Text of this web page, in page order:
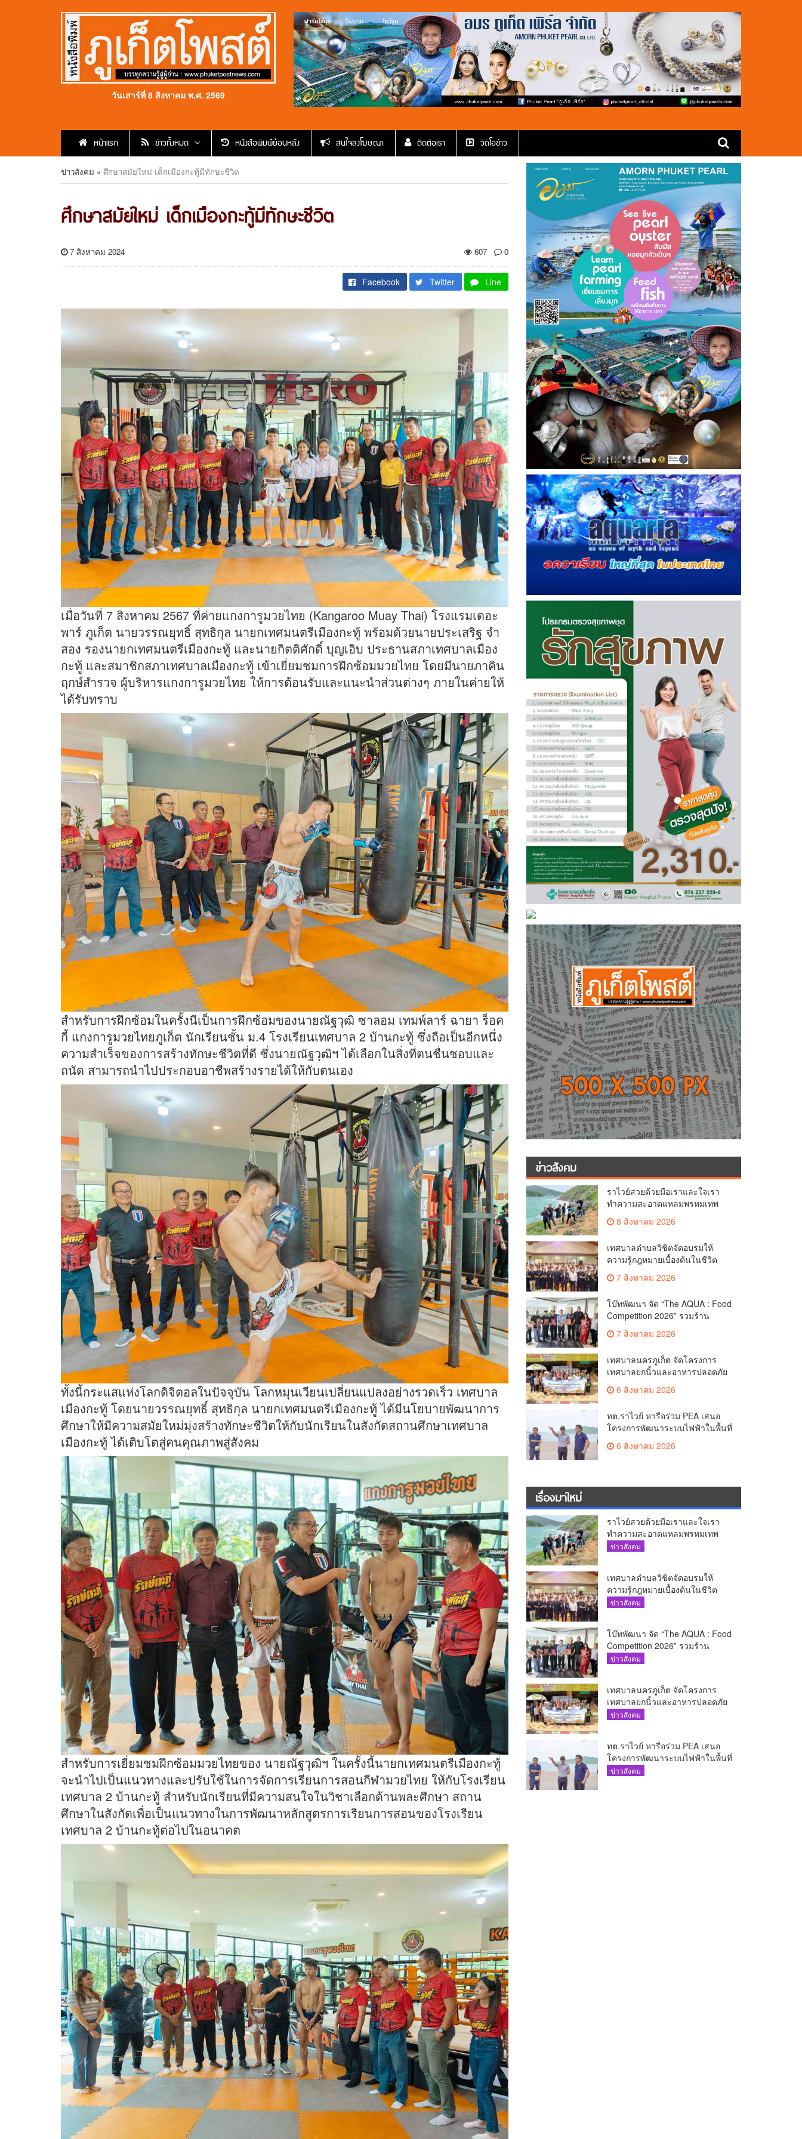
วันเสาร์ที่ 8 สิงหาคม พ.ศ. 2569
หน้าแรก ข่าวทั้งหมด หนังสือพิมพ์ย้อนหลัง สนใจลงโฆษณา ติดต่อเรา วีดีโอข่าว
ข่าวสังคม » ศึกษาสมัยใหม่ เด็กเมืองกะทู้มีทักษะชีวิต
ศึกษาสมัยใหม่ เด็กเมืองกะทู้มีทักษะชีวิต
7 สิงหาคม 2024 607 0
Facebook Twitter Line
เมื่อวันที่ 7 สิงหาคม 2567 ที่ค่ายแกงการูมวยไทย (Kangaroo Muay Thai) โรงแรมเดอะ
พาร์ ภูเก็ต นายวรรณยุทธิ์ สุทธิกุล นายกเทศมนตรีเมืองกะทู้ พร้อมด้วยนายประเสริฐ จำ
สอง รองนายกเทศมนตรีเมืองกะทู้ และนายกิตติศักดิ์ บุญเอิบ ประธานสภาเทศบาลเมือง
กะทู้ และสมาชิกสภาเทศบาลเมืองกะทู้ เข้าเยี่ยมชมการฝึกซ้อมมวยไทย โดยมีนายภาคิน
ฤกษ์สำรวจ ผู้บริหารแกงการูมวยไทย ให้การต้อนรับและแนะนำส่วนต่างๆ ภายในค่ายให้
ได้รับทราบ
สำหรับการฝึกซ้อมในครั้งนีเป็นการฝึกซ้อมของนายณัฐวุฒิ ซาลอม เทมพ์ลาร์ ฉายา ร็อค
กี้ แกงการูมวยไทยภูเก็ต นักเรียนชั้น ม.4 โรงเรียนเทศบาล 2 บ้านกะทู้ ซึ่งถือเป็นอีกหนึ่ง
ความสำเร็จของการสร้างทักษะชีวิตที่ดี ซึ่งนายณัฐวุฒิฯ ได้เลือกในสิ่งที่ตนชื่นชอบและ
ถนัด สามารถนำไปประกอบอาชีพสร้างรายได้ให้กับตนเอง
ทั้งนี้กระแสแห่งโลกดิจิตอลในปัจจุบัน โลกหมุนเวียนเปลี่ยนแปลงอย่างรวดเร็ว เทศบาล
เมืองกะทู้ โดยนายวรรณยุทธิ์ สุทธิกุล นายกเทศมนตรีเมืองกะทู้ ได้มีนโยบายพัฒนาการ
ศึกษาให้มีความสมัยใหม่มุ่งสร้างทักษะชีวิตให้กับนักเรียนในสังกัดสถานศึกษาเทศบาล
เมืองกะทู้ ได้เติบโตสู่คนคุณภาพสู่สังคม
สำหรับการเยี่ยมชมฝึกซ้อมมวยไทยของ นายณัฐวุฒิฯ ในครั้งนี้นายกเทศมนตรีเมืองกะทู้
จะนำไปเป็นแนวทางและปรับใช้ในการจัดการเรียนการสอนกีฬามวยไทย ให้กับโรงเรียน
เทศบาล 2 บ้านกะทู้ สำหรับนักเรียนที่มีความสนใจในวิชาเลือกด้านพละศึกษา สถาน
ศึกษาในสังกัดเพื่อเป็นแนวทางในการพัฒนาหลักสูตรการเรียนการสอนของโรงเรียน
เทศบาล 2 บ้านกะทู้ต่อไปในอนาคต
ข่าวสังคม
ราไวย์สวยด้วยมือเราและใจเรา
ทำความสะอาดแหลมพรหมเทพ
และแหล่งท่องเที่ยว
8 สิงหาคม 2026
เทศบาลตำบลวิชิตจัดอบรมให้
ความรู้กฎหมายเบื้องต้นในชีวิต
ประจำวันแก่เยาวชน
7 สิงหาคม 2026
โบ๊ทพัฒนา จัด “The AQUA : Food
Competition 2026” รวมร้าน
อาหารชั้นนำของ The Shopps at
The AQUA ชูศักยภาพ Food
7 สิงหาคม 2026
เทศบาลนครภูเก็ต จัดโครงการ
เทศบาลยกนิ้วและอาหารปลอดภัย
เพื่อสุขอนามัยผู้บริโภค
6 สิงหาคม 2026
ทต.ราไวย์ หารือร่วม PEA เสนอ
โครงการพัฒนาระบบไฟฟ้าในพื้นที่
เกาะโหลน
6 สิงหาคม 2026
เรื่องมาใหม่
ราไวย์สวยด้วยมือเราและใจเรา
ทำความสะอาดแหลมพรหมเทพ
และแหล่งท่องเที่ยว
ข่าวสังคม
เทศบาลตำบลวิชิตจัดอบรมให้
ความรู้กฎหมายเบื้องต้นในชีวิต
ประจำวันแก่เยาวชน
ข่าวสังคม
โบ๊ทพัฒนา จัด “The AQUA : Food
Competition 2026” รวมร้าน
อาหารชั้นนำของ The Shopps at
ข่าวสังคม
เทศบาลนครภูเก็ต จัดโครงการ
เทศบาลยกนิ้วและอาหารปลอดภัย
เพื่อสุขอนามัยผู้บริโภค
ข่าวสังคม
ทต.ราไวย์ หารือร่วม PEA เสนอ
โครงการพัฒนาระบบไฟฟ้าในพื้นที่
เกาะโหลน
ข่าวสังคม